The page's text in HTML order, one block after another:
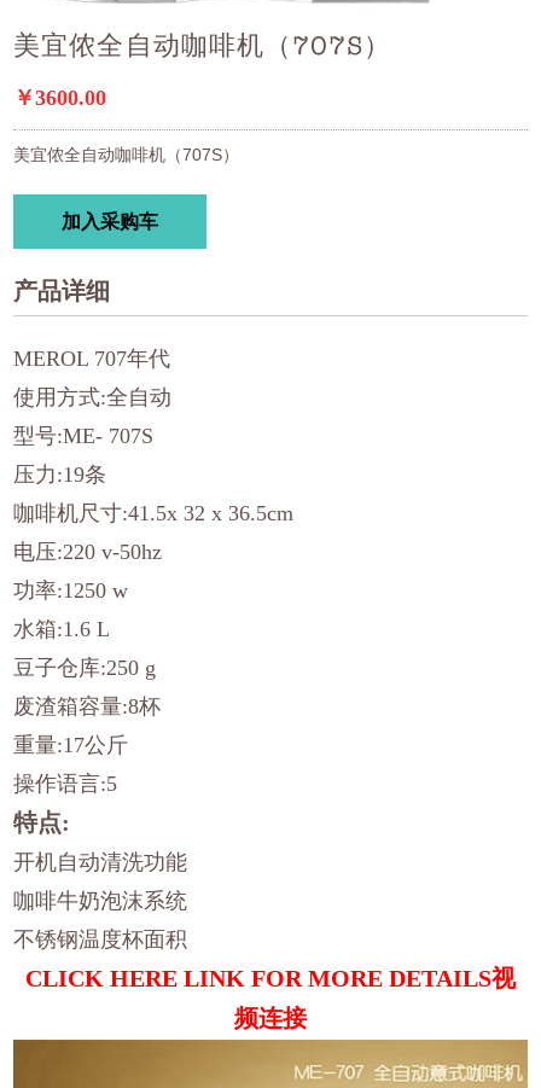
美宜侬全自动咖啡机（707S）
￥3600.00
美宜侬全自动咖啡机（707S）
加入采购车
产品详细
MEROL 707年代
使用方式:全自动
型号:ME- 707S
压力:19条
咖啡机尺寸:41.5x 32 x 36.5cm
电压:220 v-50hz
功率:1250 w
水箱:1.6 L
豆子仓库:250 g
废渣箱容量:8杯
重量:17公斤
操作语言:5
特点:
开机自动清洗功能
咖啡牛奶泡沫系统
不锈钢温度杯面积
CLICK HERE LINK FOR MORE DETAILS视
频连接